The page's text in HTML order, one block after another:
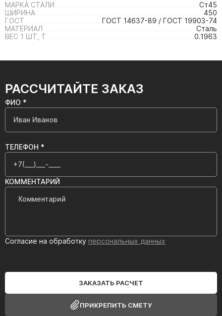
МАРКА СТАЛИ
Ст45
ШИРИНА
450
ГОСТ
ГОСТ 14637-89 / ГОСТ 19903-74
МАТЕРИАЛ
Сталь
ВЕС 1 ШТ, Т
0.1963
РАССЧИТАЙТЕ ЗАКАЗ
ФИО *
ТЕЛЕФОН *
КОММЕНТАРИЙ
Согласие на обработку персональных данных
ЗАКАЗАТЬ РАСЧЕТ
ПРИКРЕПИТЬ СМЕТУ